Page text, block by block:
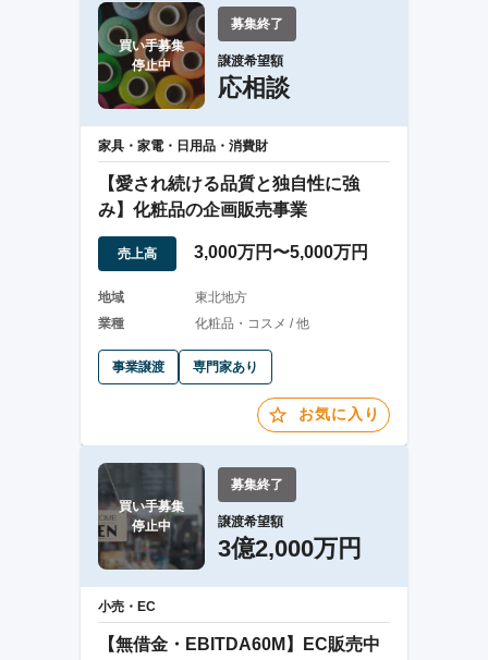
買い手募集
停止中
募集終了
譲渡希望額
応相談
家具・家電・日用品・消費財
【愛され続ける品質と独自性に強
み】化粧品の企画販売事業
売上高 3,000万円〜5,000万円
地域
東北地方
業種
化粧品・コスメ / 他
事業譲渡 専門家あり
お気に入り
買い手募集
停止中
募集終了
譲渡希望額
3億2,000万円
小売・EC
【無借金・EBITDA60M】EC販売中